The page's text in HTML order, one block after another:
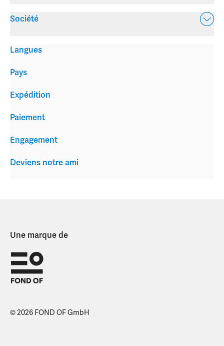
Société
Expédition
Paiement
Engagement
Deviens notre ami
Langues
Pays
Une marque de
© 2026 FOND OF GmbH